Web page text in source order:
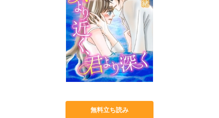
無料立ち読み